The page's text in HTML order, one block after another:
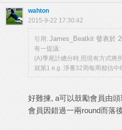
wahton
2015-9-22 17:30:42
引用: James_Beatkit 發表於
有一提議:
(A)季尾計總分時,照現有方式將
就第1 e.g. 淨番32周每周都估中
好難揀, a可以鼓勵會員由
會員因錯過一兩round而落